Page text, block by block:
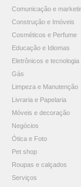
Comunicação e
Construção e Imóveis
Cosméticos e Perfume
Educação e Idiomas
Eletrônicos e tecnologia
Gás
Limpeza e Manutenção
Livraria e Papelaria
Móveis e decoração
Negócios
Ótica e Foto
Pet shop
Roupas e calçados
Serviços